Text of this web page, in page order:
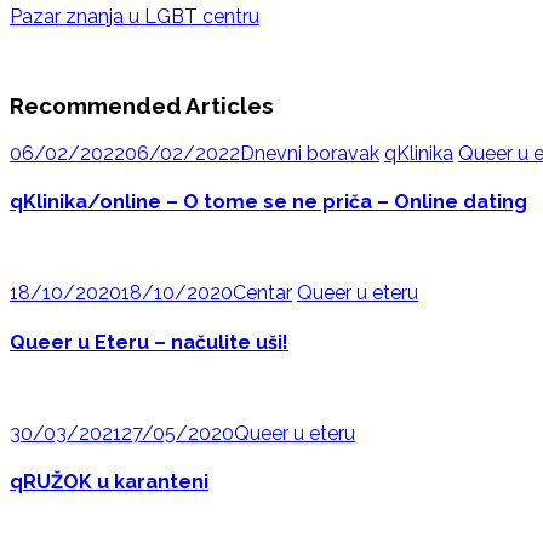
Pazar znanja u LGBT centru
Recommended Articles
06/02/202206/02/2022Dnevni boravak qKlinika Queer u
qKlinika/online – O tome se ne priča – Online dating
18/10/202018/10/2020Centar Queer u eteru
Queer u Eteru – načulite uši!
30/03/202127/05/2020Queer u eteru
qRUŽOK u karanteni